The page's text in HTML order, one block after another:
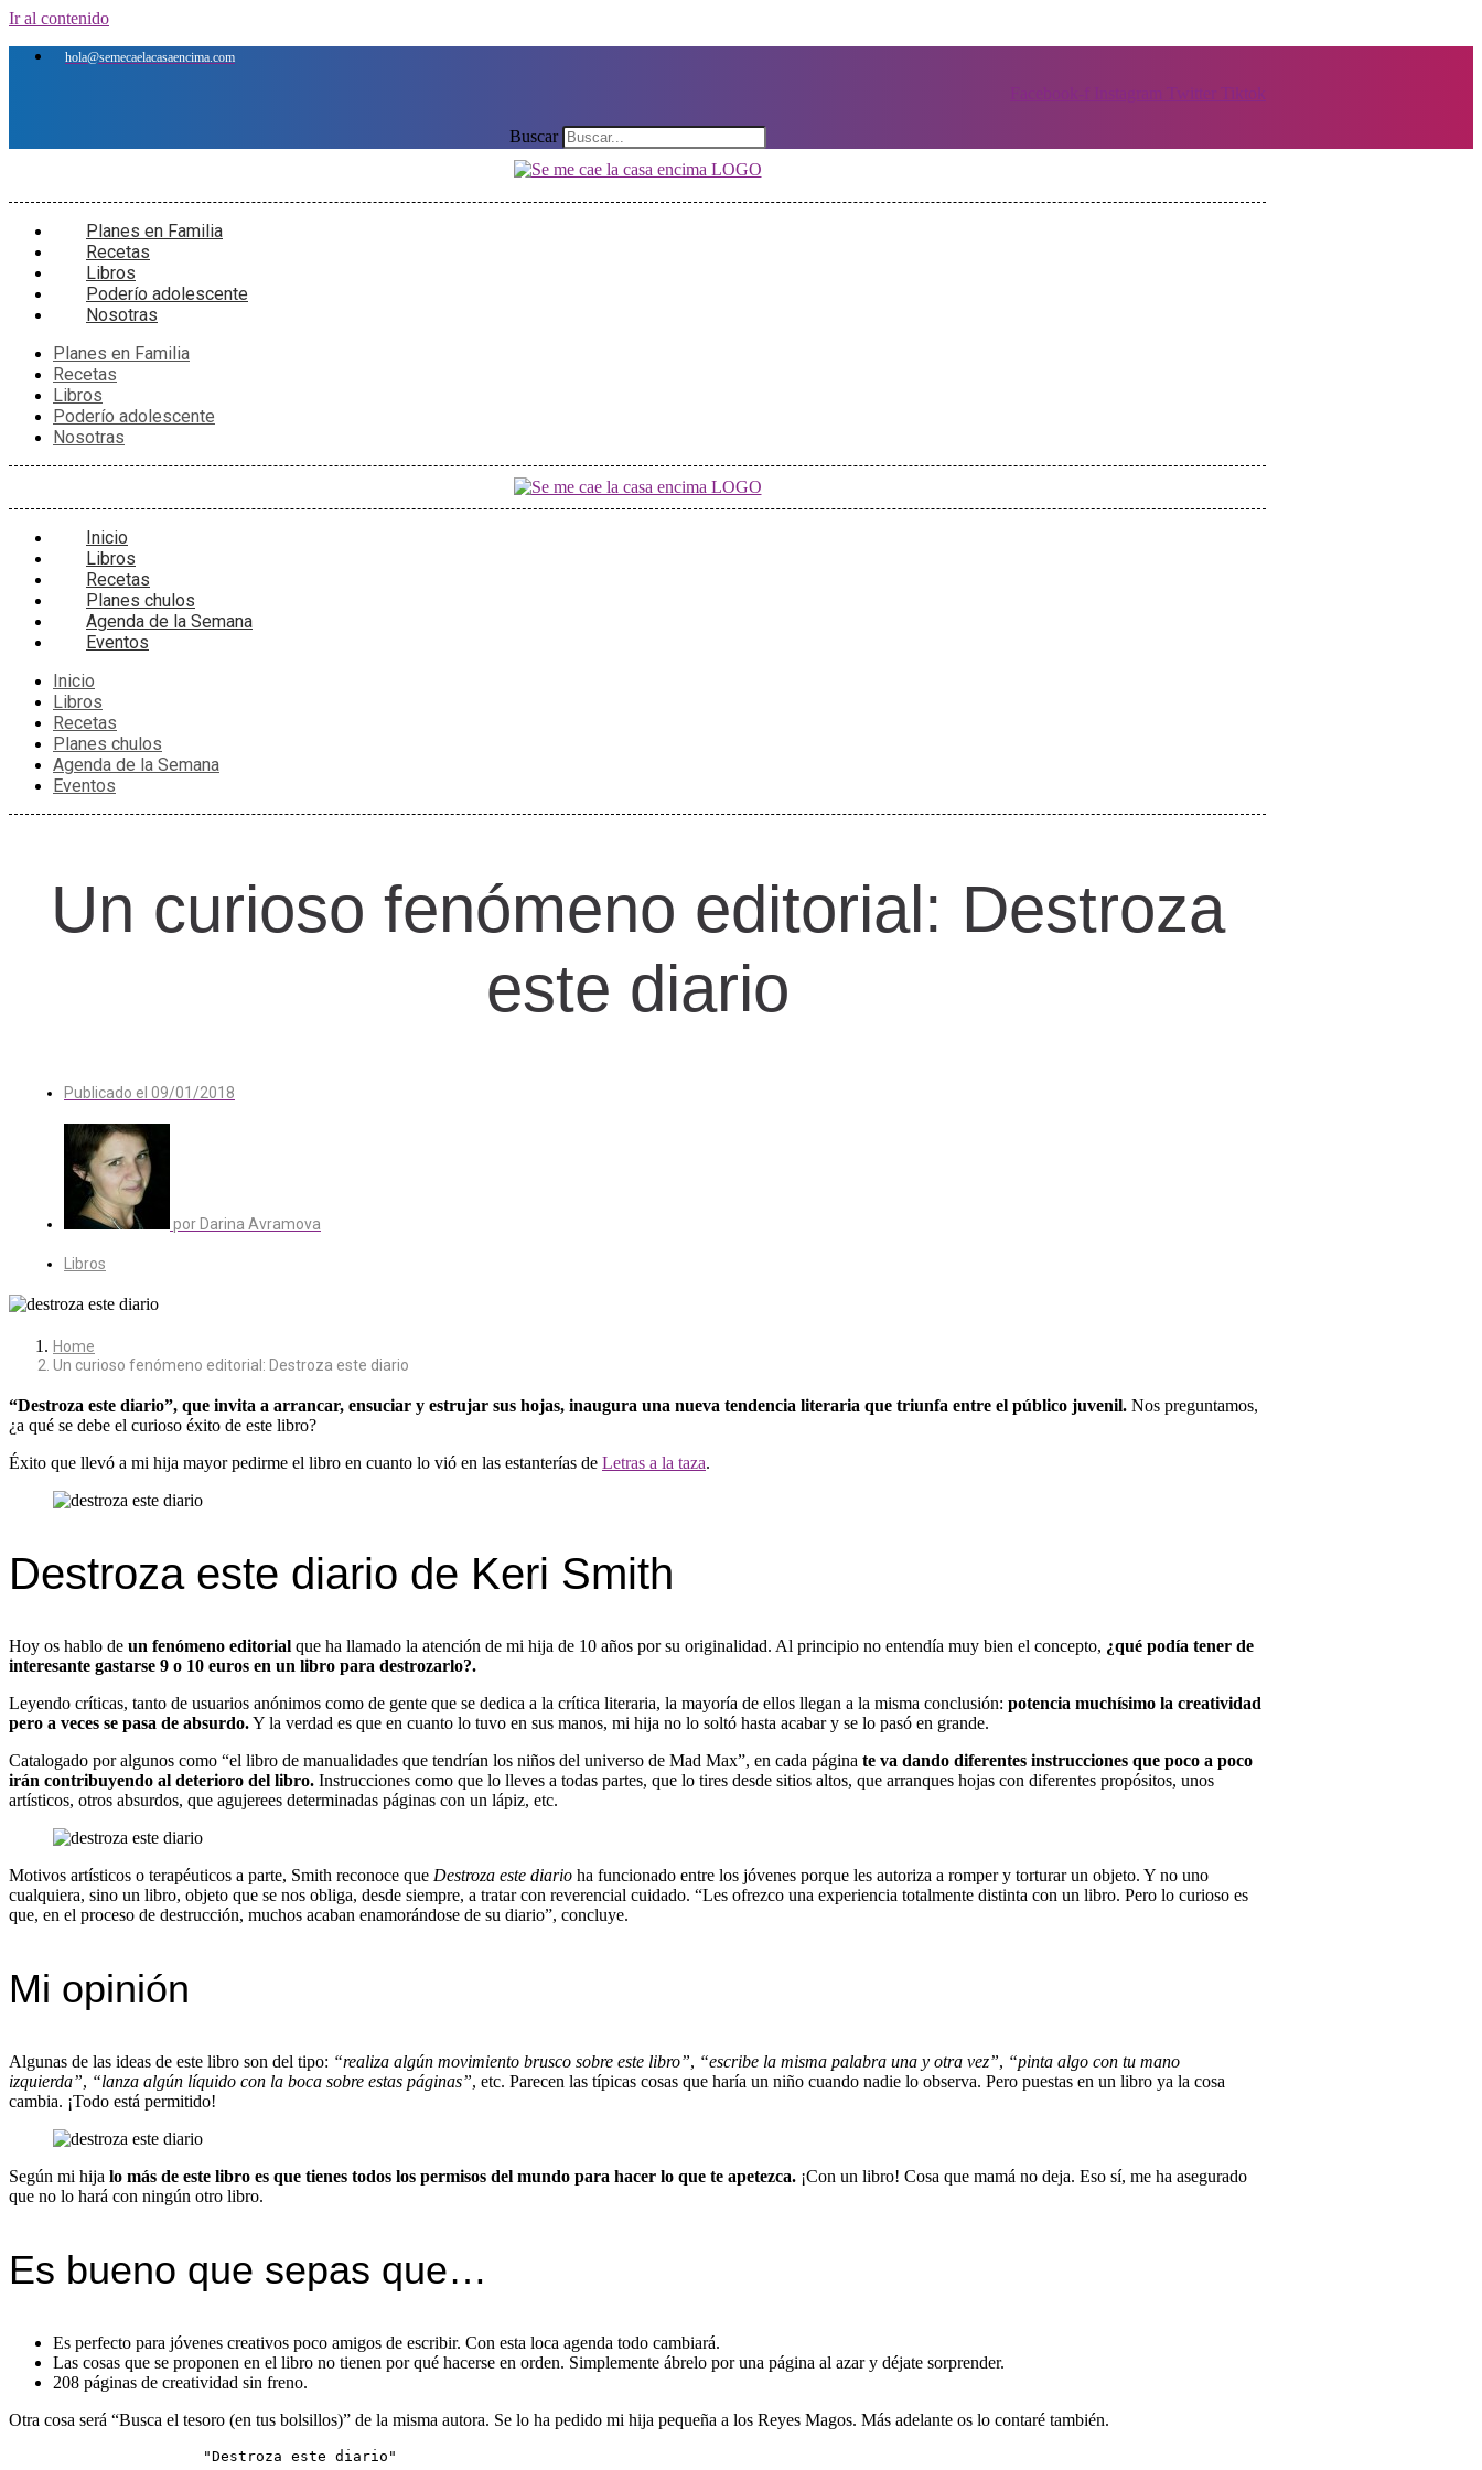
Ir al contenido
hola@semecaelacasaencima.com
Instagram Twitter Tiktok
Buscar
Planes en Familia
Recetas
Libros
Poderío adolescente
Nosotras
Planes en Familia
Recetas
Libros
Poderío adolescente
Nosotras
Inicio
Libros
Recetas
Planes chulos
Agenda de la Semana
Eventos
Inicio
Libros
Recetas
Planes chulos
Agenda de la Semana
Eventos
Un curioso fenómeno editorial: Destroza
este diario
Publicado el 09/01/2018
porDarina Avramova
Libros
Home
Un curioso fenómeno editorial: Destroza este diario
“Destroza este diario”, que invita a arrancar, ensuciar y estrujar sus hojas, inaugura una nueva tendencia literaria que triunfa entre el público juvenil. Nos preguntamos,
¿a qué se debe el curioso éxito de este libro?
Éxito que llevó a mi hija mayor pedirme el libro en cuanto lo vió en las estanterías de Letras a la taza.
Destroza este diario de Keri Smith
Hoy os hablo de un fenómeno editorial que ha llamado la atención de mi hija de 10 años por su originalidad. Al principio no entendía muy bien el concepto, ¿qué podía tener de
interesante gastarse 9 o 10 euros en un libro para destrozarlo?.
Leyendo críticas, tanto de usuarios anónimos como de gente que se dedica a la crítica literaria, la mayoría de ellos llegan a la misma conclusión: potencia muchísimo la creatividad
pero a veces se pasa de absurdo.Y la verdad es que en cuanto lo tuvo en sus manos, mi hija no lo soltó hasta acabar y se lo pasó en grande.
Catalogado por algunos como “el libro de manualidades que tendrían los niños del universo de Mad Max”, en cada página te va dando diferentes instrucciones que poco a poco
irán contribuyendo al deterioro del libro. Instrucciones como que lo lleves a todas partes, que lo tires desde sitios altos, que arranques hojas con diferentes propósitos, unos
artísticos, otros absurdos, que agujerees determinadas páginas con un lápiz, etc.
Motivos artísticos o terapéuticos a parte, Smith reconoce que Destroza este diario ha funcionado entre los jóvenes porque les autoriza a romper y torturar un objeto. Y no uno
cualquiera, sino un libro, objeto que se nos obliga, desde siempre, a tratar con reverencial cuidado. “Les ofrezco una experiencia totalmente distinta con un libro. Pero lo curioso es
que, en el proceso de destrucción, muchos acaban enamorándose de su diario”, concluye.
Mi opinión
Algunas de las ideas de este libro son del tipo: “realiza algún movimiento brusco sobre este libro”, “escribe la misma palabra una y otra vez”, “pinta algo con tu mano
izquierda”, “lanza algún líquido con la boca sobre estas páginas”, etc. Parecen las típicas cosas que haría un niño cuando nadie lo observa. Pero puestas en un libro ya la cosa
cambia. ¡Todo está permitido!
Según mi hija lo más de este libro es que tienes todos los permisos del mundo para hacer lo que te apetezca. ¡Con un libro! Cosa que mamá no deja. Eso sí, me ha asegurado
que no lo hará con ningún otro libro.
Es bueno que sepas que…
Es perfecto para jóvenes creativos poco amigos de escribir. Con esta loca agenda todo cambiará.
Las cosas que se proponen en el libro no tienen por qué hacerse en orden. Simplemente ábrelo por una página al azar y déjate sorprender.
208 páginas de creatividad sin freno.
Otra cosa será “Busca el tesoro (en tus bolsillos)” de la misma autora. Se lo ha pedido mi hija pequeña a los Reyes Magos. Más adelante os lo contaré también.
                      "Destroza este diario"